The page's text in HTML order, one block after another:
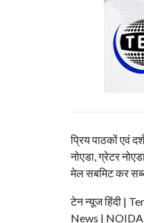
प्रिय पाठकों एवं
नोएडा, ग्रेटर
मेल सबमिट कर
टेन न्यूज हिंदी |
News |